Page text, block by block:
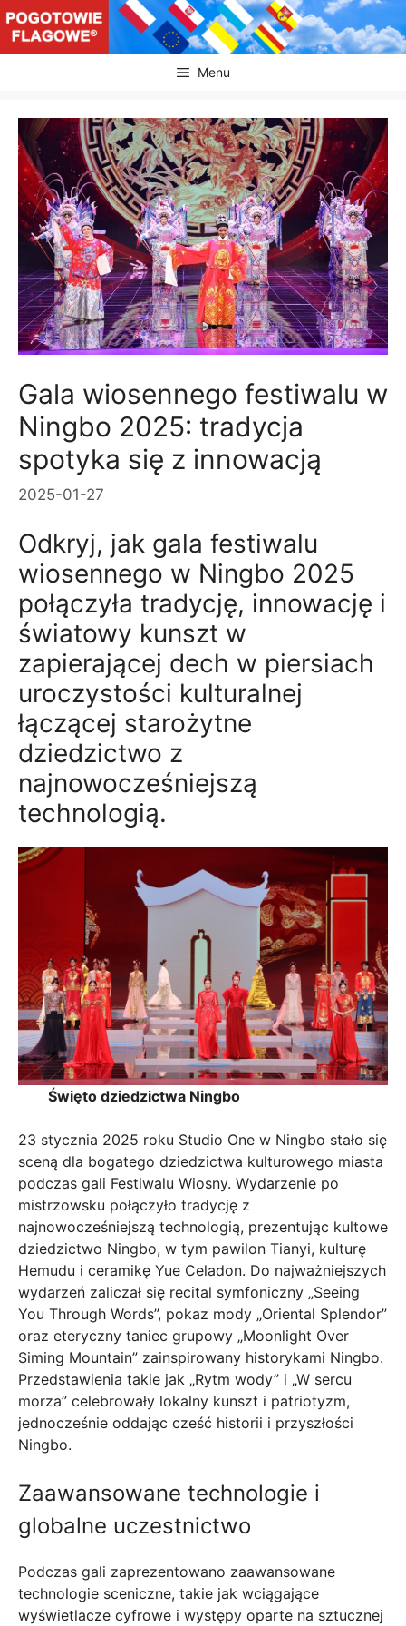
Przejdź
do
treści
Menu
Gala wiosennego festiwalu w
Ningbo 2025: tradycja
spotyka się z innowacją
2025-01-27
Odkryj, jak gala festiwalu
wiosennego w Ningbo 2025
połączyła tradycję, innowację i
światowy kunszt w
zapierającej dech w piersiach
uroczystości kulturalnej
łączącej starożytne
dziedzictwo z
najnowocześniejszą
technologią.
Święto dziedzictwa Ningbo
23 stycznia 2025 roku Studio One w Ningbo stało się
sceną dla bogatego dziedzictwa kulturowego miasta
podczas gali Festiwalu Wiosny. Wydarzenie po
mistrzowsku połączyło tradycję z
najnowocześniejszą technologią, prezentując kultowe
dziedzictwo Ningbo, w tym pawilon Tianyi, kulturę
Hemudu i ceramikę Yue Celadon. Do najważniejszych
wydarzeń zaliczał się recital symfoniczny „Seeing
You Through Words”, pokaz mody „Oriental Splendor”
oraz eteryczny taniec grupowy „Moonlight Over
Siming Mountain” zainspirowany historykami Ningbo.
Przedstawienia takie jak „Rytm wody” i „W sercu
morza” celebrowały lokalny kunszt i patriotyzm,
jednocześnie oddając cześć historii i przyszłości
Ningbo.
Zaawansowane technologie i
globalne uczestnictwo
Podczas gali zaprezentowano zaawansowane
technologie sceniczne, takie jak wciągające
wyświetlacze cyfrowe i występy oparte na sztucznej